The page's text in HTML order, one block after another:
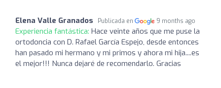
Elena Valle Granados Publicada en 9 months ago
Experiencia fantástica: Hace veinte años que me puse la
ortodoncia con D. Rafael García Espejo, desde entonces
han pasado mi hermano y mi primos y ahora mi hija....es
el mejor!!! Nunca dejaré de recomendarlo. Gracias